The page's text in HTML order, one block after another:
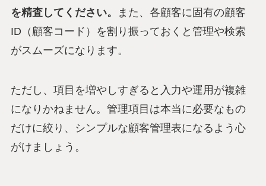
を精査してください。
また、各顧客に固有の顧客
ID（顧客コード）を割り振っておくと管理や検索
がスムーズになります。
ただし、項目を増やしすぎると入力や運用が複雑
になりかねません。管理項目は本当に必要なもの
だけに絞り、シンプルな顧客管理表になるよう心
がけましょう。